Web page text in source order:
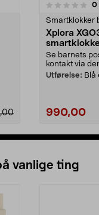
0
Smartklokker
Xplora
Se barnets
kontakt via
Utførelse: Blå
990,00
0.0
vanlige ting